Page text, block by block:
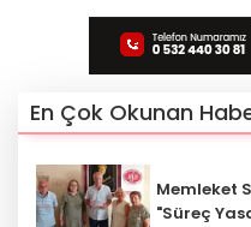
En Çok Okunan
Memleket
"Süreç